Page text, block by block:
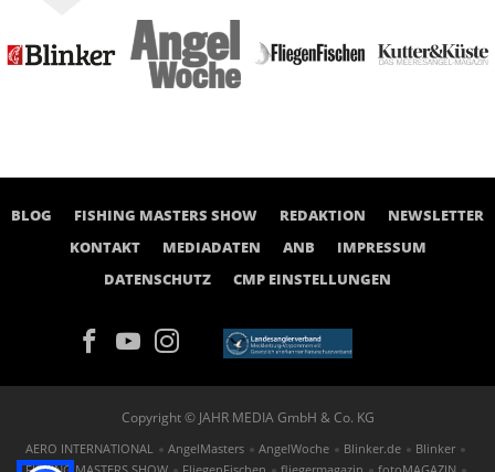
BLOG FISHING MASTERS SHOW REDAKTION
NEWSLETTER
KONTAKT
MEDIADATEN ANB
IMPRESSUM
DATENSCHUTZ
CMP EINSTELLUNGEN
Copyright © JAHR MEDIA GmbH & Co. KG
AERO INTERNATIONAL AngelMasters AngelWoche Blinker.de
Blinker